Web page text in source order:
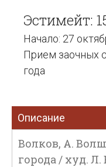
Эстимейт:
Начало: 27
Прием заочных
года
Описание
Волков, А.
города / худ.